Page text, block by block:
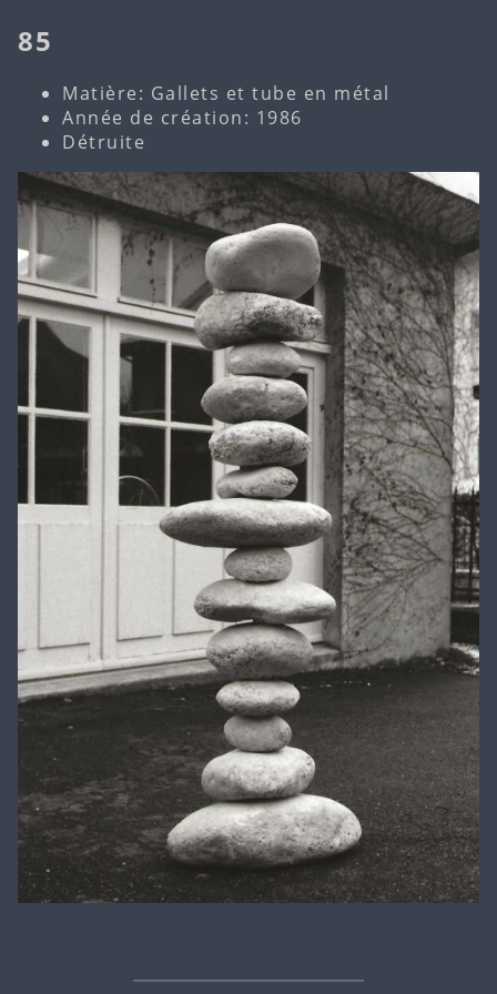
85
Matière: Gallets et tube en métal
Année de création: 1986
Détruite